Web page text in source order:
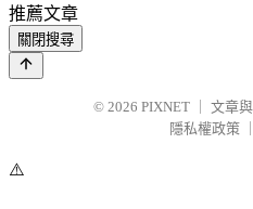
推薦文章
關閉搜尋
© 2026 PIXNET
文章
隱私權政策
⚠️